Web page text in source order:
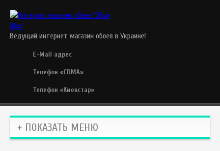
Ведущий интернет магазин обоев в Украине!
E-Mail адрес
Телефон «CDMA»
Телефон «Киевстар»
+ ПОКАЗАТЬ МЕНЮ